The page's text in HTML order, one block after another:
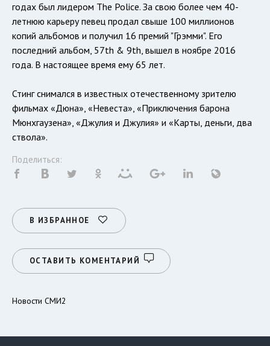
годах был лидером The Police. За свою более чем 40-
летнюю карьеру певец продал свыше 100 миллионов
копий альбомов и получил 16 премий "Грэмми". Его
последний альбом, 57th & 9th, вышел в ноябре 2016
года. В настоящее время ему 65 лет.
Стинг снимался в известных отечественному зрителю
фильмах «Дюна», «Невеста», «Приключения барона
Мюнхгаузена», «Джулия и Джулия» и «Карты, деньги, два
ствола».
Поделиться:
В ИЗБРАННОЕ
ОСТАВИТЬ КОМЕНТАРИЙ
Новости СМИ2